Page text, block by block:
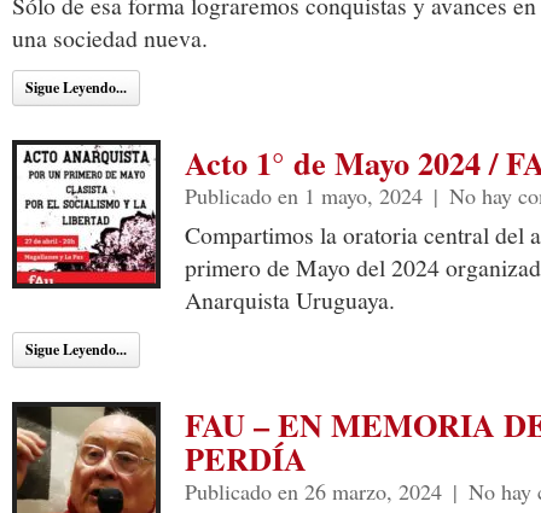
una sociedad nueva.
Sigue Leyendo...
Acto 1° de Mayo 2024 /
Publicado en 1 mayo, 2024 | No hay
Compartimos la oratoria central del
primero de Mayo del 2024
Anarquista Uruguaya.
Sigue Leyendo...
FAU – EN MEMORIA
PERDÍA
Publicado en 26 marzo, 2024 | No hay